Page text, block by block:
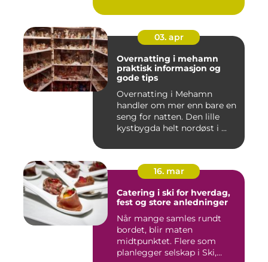
03. apr
Overnatting i mehamn
praktisk informasjon og
gode tips
Overnatting i Mehamn
handler om mer enn bare en
seng for natten. Den lille
kystbygda helt nordøst i ...
16. mar
Catering i ski for hverdag,
fest og store anledninger
Når mange samles rundt
bordet, blir maten
midtpunktet. Flere som
planlegger selskap i Ski,